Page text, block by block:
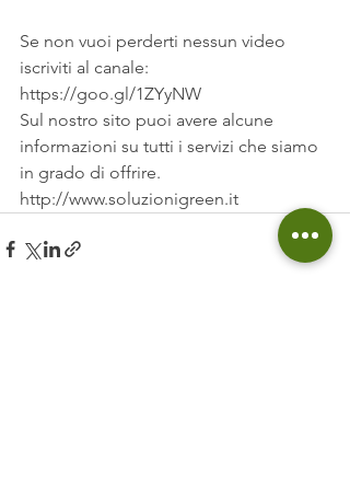
Se non vuoi perderti nessun video
iscriviti al canale:
https://goo.gl/1ZYyNW
Sul nostro sito puoi avere alcune
informazioni su tutti i servizi che siamo
in grado di offrire.
http://www.soluzionigreen.it